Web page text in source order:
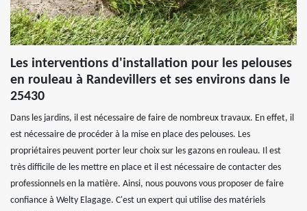
Les interventions d'installation pour les pelouses
en rouleau à Randevillers et ses environs dans le
25430
Dans les jardins, il est nécessaire de faire de nombreux travaux. En effet, il
est nécessaire de procéder à la mise en place des pelouses. Les
propriétaires peuvent porter leur choix sur les gazons en rouleau. Il est
très difficile de les mettre en place et il est nécessaire de contacter des
professionnels en la matière. Ainsi, nous pouvons vous proposer de faire
confiance à Welty Elagage. C'est un expert qui utilise des matériels